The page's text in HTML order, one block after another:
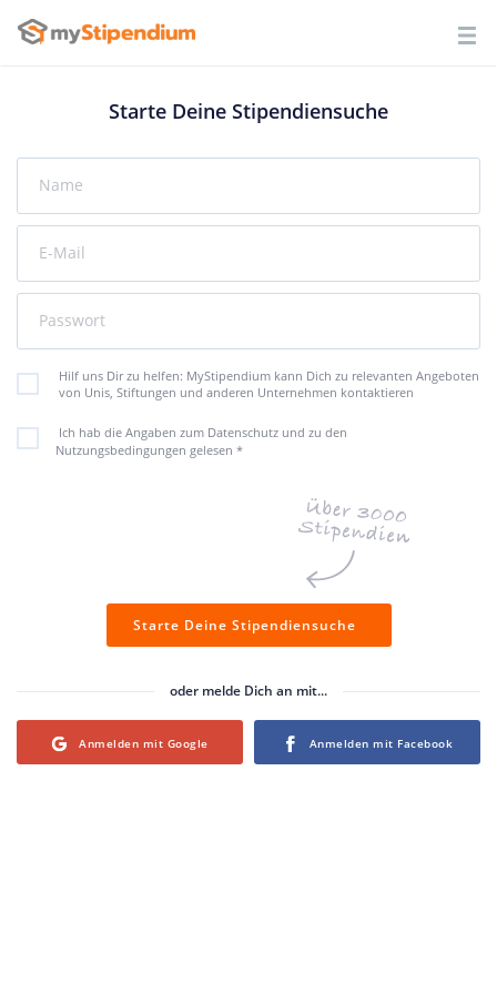
Starte Deine Stipendiensuche
Name
E-Mail
Passwort
Hilf uns Dir zu helfen: MyStipendium kann Dich zu relevanten Angeboten
von Unis, Stiftungen und anderen Unternehmen kontaktieren
Ich hab die Angaben zum Datenschutz und zu den
Nutzungsbedingungen gelesen *
Starte Deine Stipendiensuche
oder melde Dich an mit...
Login with Google Login with Facebook